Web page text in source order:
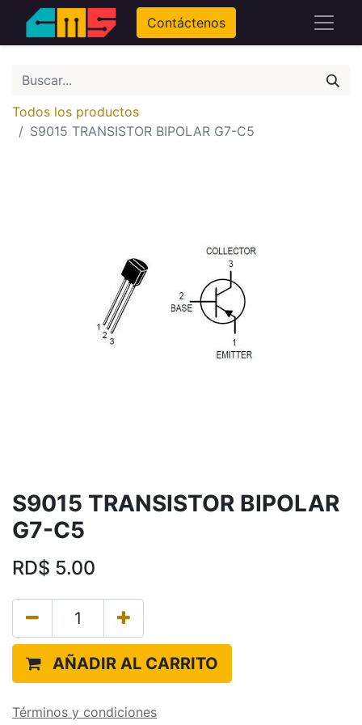
Contáctenos
Todos los productos
S9015 TRANSISTOR BIPOLAR G7-C5
S9015 TRANSISTOR BIPOLAR
G7-C5
RD$ 5.00
AÑADIR AL CARRITO
Términos y condiciones